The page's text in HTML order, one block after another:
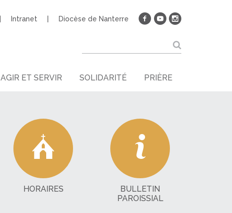
Intranet Diocèse de Nanterre
AGIR ET SERVIR SOLIDARITÉ PRIÈRE
HORAIRES
BULLETIN
PAROISSIAL